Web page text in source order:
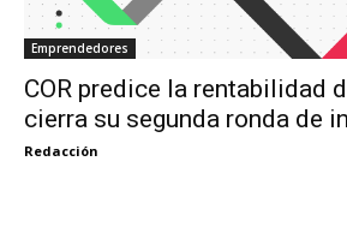
Emprendedores
COR predice la rentabilidad
cierra su segunda ronda de
Redacción